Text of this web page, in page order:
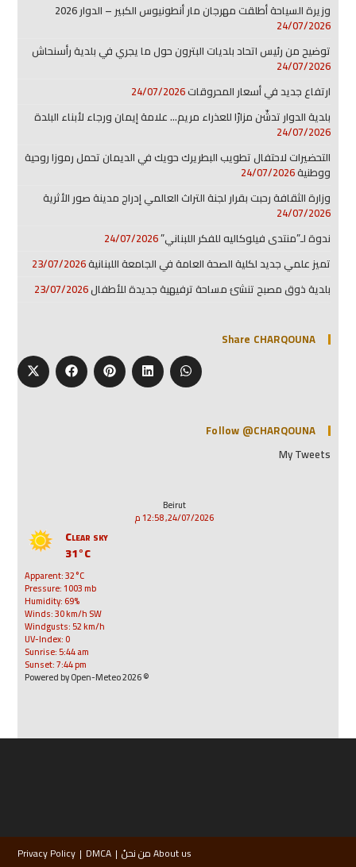
وزيرة السياحة أطلقت مهرجان مار أنطونيوس الكبير – الدوار 2026
24/07/2026
توضيح من رئيس اتحاد بلديات البترون حول ما يجري في بلدية رأسنحاش
24/07/2026
ارتفاع جديد في أسعار المحروقات24/07/2026
بلدية الدوار تدشّن مزارًا للعذراء مريم… علامة إيمان ورجاء لأبناء البلدة
24/07/2026
التحضيرات لاحتفال تطويب البطريرك حويك في الديمان تحمل رموزا روحية
ووطنية24/07/2026
وزارة الثقافة رحبت بقرار لجنة التراث العالمي إدراج مدینة صور الأثریة
24/07/2026
ندوة لـ”منتدى فيلوكاليه للفكر اللبناني”24/07/2026
تميز علمي جديد لكلية الصحة العامة في الجامعة اللبنانية23/07/2026
بلدية ذوق مصبح تنشئ مساحة ترفيهية جديدة للأطفال23/07/2026
Share CHARQOUNA
Follow @CHARQOUNA
My Tweets
Beirut
24/07/2026, 12:58 م
Clear sky
31°C
Apparent: 32°C
Pressure: 1003 mb
Humidity: 69%
Winds: 30 km/h SW
Windgusts: 52 km/h
UV-Index: 0
Sunrise: 5:44 am
Sunset: 7:44 pm
© 2026 Powered by Open-Meteo
About us من نحنُ DMCA
Privacy Policy